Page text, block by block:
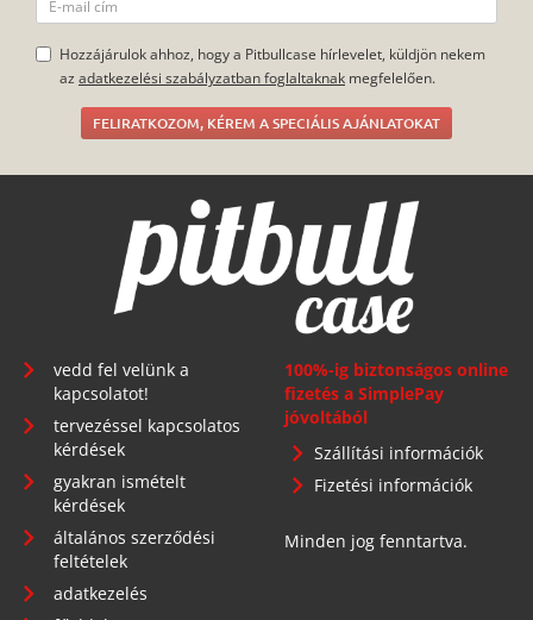
Hozzájárulok ahhoz, hogy a Pitbullcase hírlevelet, küldjön nekem
az adatkezelési szabályzatban foglaltaknak megfelelően.
FELIRATKOZOM, KÉREM A SPECIÁLIS AJÁNLATOKAT
vedd fel velünk a
kapcsolatot!
tervezéssel kapcsolatos
kérdések
gyakran ismételt
kérdések
általános szerződési
feltételek
adatkezelés
100%-ig biztonságos online
fizetés a SimplePay
jóvoltából
Szállítási információk
Fizetési információk
Minden jog fenntartva.